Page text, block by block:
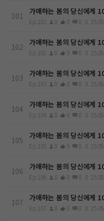
101 가애하는 봄의 당신에게
Ep.101 0 0 0 0
102 가애하는 봄의 당신에게
Ep.102 0 0 0 0
103 가애하는 봄의 당신에게
Ep.103 0 0 0 0
104 가애하는 봄의 당신에게
Ep.104 0 0 0 0
105 가애하는 봄의 당신에게
Ep.105 0 0 0 0
106 가애하는 봄의 당신에게
Ep.106 0 0 0 0
107 가애하는 봄의 당신에게
Ep.107 0 0 0 0